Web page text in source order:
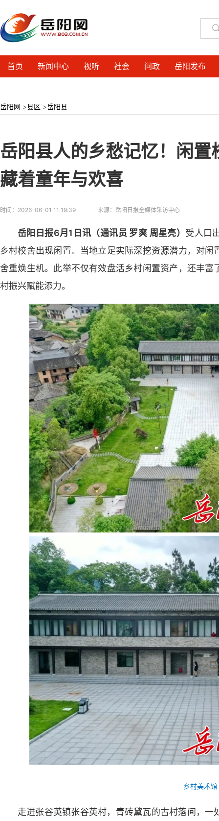
首页 新闻中心 视听 社会 问政 岳阳发布
岳阳网 >县区 >岳阳县
岳阳县人的乡愁记忆！闲置
藏着童年与欢喜
时间： 2026-06-01 11:19:39 来源： 岳阳日报全媒体采访中心
岳阳日报6月1日讯（通讯员 罗爽 周星亮） 受人口
乡村校舍出现闲置。当地立足实际深挖资源潜力，对
舍重焕生机。此举不仅有效盘活乡村闲置资产，还丰
村振兴赋能添力。
乡村美术馆
走进张谷英镇张谷英村，青砖黛瓦的古村落间，